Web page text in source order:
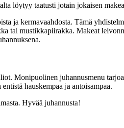
löytyy taatusti jotain jokaisen
ja kermavaahdosta. Tämä
tai mustikkapiirakka. Makeat
Monipuolinen juhannusmenu
hauskempaa ja antoisampaa.
Hyvää juhannusta!